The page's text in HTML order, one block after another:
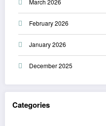
February 2026
January 2026
December 2025
Categories